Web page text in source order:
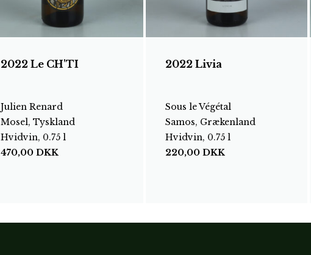
2022 Le CH'TI
Julien Renard
Mosel, Tyskland
Hvidvin, 0.75 l
470,00DKK
2022 Livia
Sous le Végétal
Samos, Grækenland
Hvidvin, 0.75 l
220,00 DKK